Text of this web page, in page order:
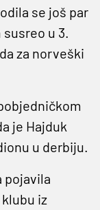
se još par
u 3.
za norveški
je Hajduk
u derbiju.
pojavila
iz